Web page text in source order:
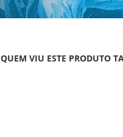
QUEM VIU ESTE PRODUTO